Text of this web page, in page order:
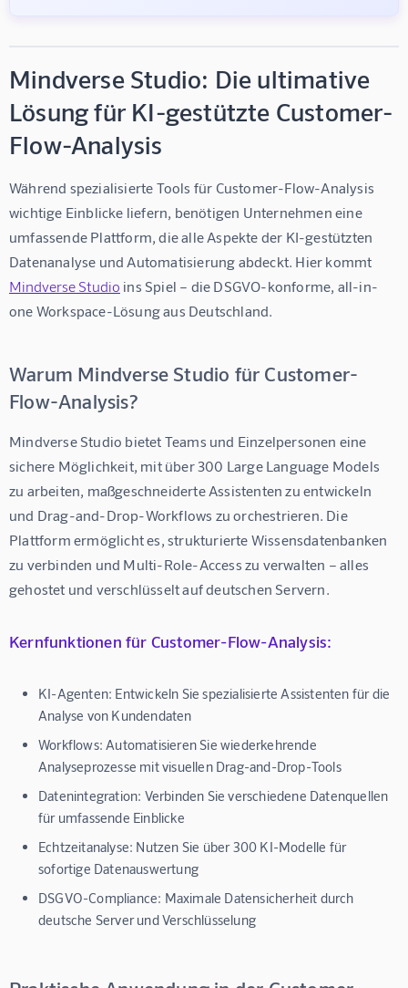
Mindverse Studio: Die ultimative
Lösung für KI-gestützte Customer-
Flow-Analysis
Während spezialisierte Tools für Customer-Flow-Analysis
wichtige Einblicke liefern, benötigen Unternehmen eine
umfassende Plattform, die alle Aspekte der KI-gestützten
Datenanalyse und Automatisierung abdeckt. Hier kommt
Mindverse Studio ins Spiel – die DSGVO-konforme, all-in-
one Workspace-Lösung aus Deutschland.
Warum Mindverse Studio für Customer-
Flow-Analysis?
Mindverse Studio bietet Teams und Einzelpersonen eine
sichere Möglichkeit, mit über 300 Large Language Models
zu arbeiten, maßgeschneiderte Assistenten zu entwickeln
und Drag-and-Drop-Workflows zu orchestrieren. Die
Plattform ermöglicht es, strukturierte Wissensdatenbanken
zu verbinden und Multi-Role-Access zu verwalten – alles
gehostet und verschlüsselt auf deutschen Servern.
Kernfunktionen für Customer-Flow-Analysis:
KI-Agenten: Entwickeln Sie spezialisierte Assistenten für die
Analyse von Kundendaten
Workflows: Automatisieren Sie wiederkehrende
Analyseprozesse mit visuellen Drag-and-Drop-Tools
Datenintegration: Verbinden Sie verschiedene Datenquellen
für umfassende Einblicke
Echtzeitanalyse: Nutzen Sie über 300 KI-Modelle für
sofortige Datenauswertung
DSGVO-Compliance: Maximale Datensicherheit durch
deutsche Server und Verschlüsselung